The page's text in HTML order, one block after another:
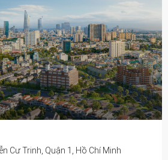
Cư Trinh, Quận 1, Hồ Chí Minh